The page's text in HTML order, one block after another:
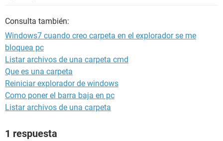
Consulta también:
Windows7 cuando creo carpeta en el explorador se me
bloquea pc
Listar archivos de una carpeta cmd
Que es una carpeta
Reiniciar explorador de windows
Como poner el barra baja en pc
Listar archivos de una carpeta
1 respuesta